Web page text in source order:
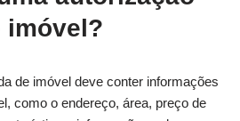
imóvel?
de imóvel deve conter informações
como o endereço, área, preço de